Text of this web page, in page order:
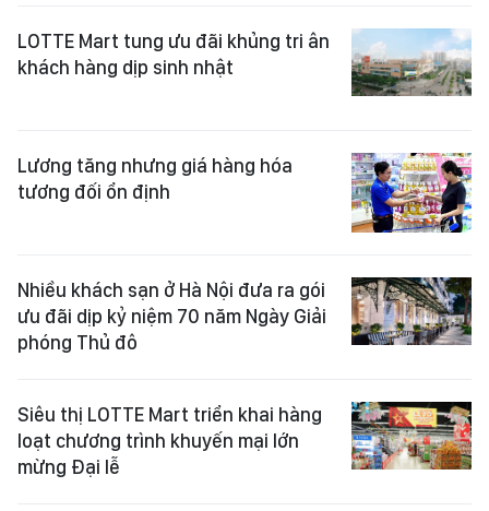
LOTTE Mart tung ưu đãi khủng tri ân
khách hàng dịp sinh nhật
Lương tăng nhưng giá hàng hóa
tương đối ổn định
Nhiều khách sạn ở Hà Nội đưa ra gói
ưu đãi dịp kỷ niệm 70 năm Ngày Giải
phóng Thủ đô
Siêu thị LOTTE Mart triển khai hàng
loạt chương trình khuyến mại lớn
mừng Đại lễ